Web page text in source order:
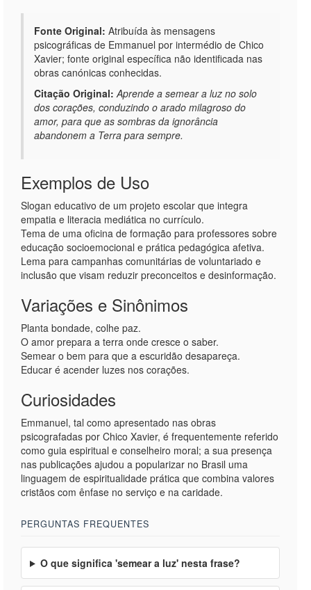
Fonte Original: Atribuída às mensagens
psicográficas de Emmanuel por intermédio de Chico
Xavier; fonte original específica não identificada nas
obras canónicas conhecidas.
Citação Original: Aprende a semear a luz no solo
dos corações, conduzindo o arado milagroso do
amor, para que as sombras da ignorância
abandonem a Terra para sempre.
Exemplos de Uso
Slogan educativo de um projeto escolar que integra
empatia e literacia mediática no currículo.
Tema de uma oficina de formação para professores sobre
educação socioemocional e prática pedagógica afetiva.
Lema para campanhas comunitárias de voluntariado e
inclusão que visam reduzir preconceitos e desinformação.
Variações e Sinônimos
Planta bondade, colhe paz.
O amor prepara a terra onde cresce o saber.
Semear o bem para que a escuridão desapareça.
Educar é acender luzes nos corações.
Curiosidades
Emmanuel, tal como apresentado nas obras
psicografadas por Chico Xavier, é frequentemente referido
como guia espiritual e conselheiro moral; a sua presença
nas publicações ajudou a popularizar no Brasil uma
linguagem de espiritualidade prática que combina valores
cristãos com ênfase no serviço e na caridade.
PERGUNTAS FREQUENTES
O que significa 'semear a luz' nesta frase?